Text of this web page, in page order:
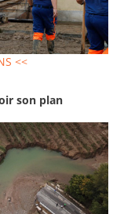
<<
son plan